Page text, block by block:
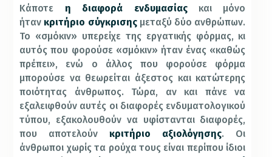
Κάποτε η διαφορά ενδυμασίαςκαι μόνο
ήτανκριτήριο σύγκρισηςμεταξύ δύο ανθρώπων.
Το «σμόκιν» υπερείχε της εργατικής φόρμας, κι
αυτός που φορούσε «σμόκιν» ήταν ένας «καθώς
πρέπει», ενώ ο άλλος που φορούσε φόρμα
μπορούσε να θεωρείται άξεστος και κατώτερης
ποιότητας άνθρωπος. Τώρα, αν και πάνε να
εξαλειφθούν αυτές οι διαφορές ενδυματολογικού
τύπου, εξακολουθούν να υφίστανται διαφορές,
που αποτελούνκριτήριο αξιολόγησης. Οι
άνθρωποι χωρίς τα ρούχα τους είναι περίπου ίδιοι